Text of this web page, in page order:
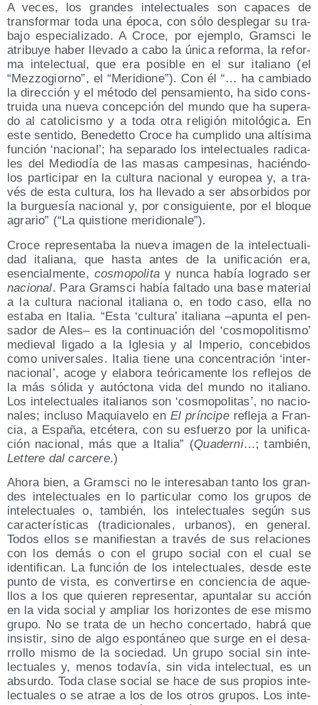
A veces, los gran­des inte­lec­tua­les son capa­ces de
trans­for­mar toda una épo­ca, con sólo des­ple­gar su tra­
ba­jo espe­cia­li­za­do. A Cro­ce, por ejem­plo, Grams­ci le
atri­bu­ye haber lle­va­do a cabo la úni­ca refor­ma, la refor­
ma inte­lec­tual, que era posi­ble en el sur ita­liano (el
“Mez­zo­giorno”, el “Meri­dio­ne”). Con él “… ha cam­bia­do
la direc­ción y el méto­do del pen­sa­mien­to, ha sido cons­
trui­da una nue­va con­cep­ción del mun­do que ha supe­ra­
do al cato­li­cis­mo y a toda otra reli­gión mito­ló­gi­ca. En
este sen­ti­do, Bene­det­to Cro­ce ha cum­pli­do una altí­si­ma
fun­ción ‘nacio­nal’; ha sepa­ra­do los inte­lec­tua­les radi­ca­
les del Medio­día de las masas cam­pe­si­nas, hacién­do­
los par­ti­ci­par en la cul­tu­ra nacio­nal y euro­pea y, a tra­
vés de esta cul­tu­ra, los ha lle­va­do a ser absor­bi­dos por
la bur­gue­sía nacio­nal y, por con­si­guien­te, por el blo­que
agra­rio” (“La quis­tio­ne meridionale”).
Cro­ce repre­sen­ta­ba la nue­va ima­gen de la inte­lec­tua­li­
dad ita­lia­na, que has­ta antes de la uni­fi­ca­ción era,
esen­cial­men­te, cos­mo­po­li­tay nun­ca había logra­do ser
nacio­nal. Para Grams­ci había fal­ta­do una base mate­rial
a la cul­tu­ra nacio­nal ita­lia­na o, en todo caso, ella no
esta­ba en Ita­lia. “Esta ‘cul­tu­ra’ ita­lia­na –apun­ta el pen­
sa­dor de Ales– es la con­ti­nua­ción del ‘cos­mo­po­li­tis­mo’
medie­val liga­do a la Igle­sia y al Impe­rio, con­ce­bi­dos
como uni­ver­sa­les. Ita­lia tie­ne una con­cen­tra­ción ‘inter­
na­cio­nal’, aco­ge y ela­bo­ra teó­ri­ca­men­te los refle­jos de
la más sóli­da y autóc­to­na vida del mun­do no ita­liano.
Los inte­lec­tua­les ita­lia­nos son ‘cos­mo­po­li­tas’, no nacio­
na­les; inclu­so Maquia­ve­lo en El prín­ci­perefle­ja a Fran­
cia, a Espa­ña, etcé­te­ra, con su esfuer­zo por la uni­fi­ca­
ción nacio­nal, más que a Ita­lia” (Qua­der­ni…; tam­bién,
Let­te­re dal car­ce­re.)
Aho­ra bien, a Grams­ci no le intere­sa­ban tan­to los gran­
des inte­lec­tua­les en lo par­ti­cu­lar como los gru­pos de
inte­lec­tua­les o, tam­bién, los inte­lec­tua­les según sus
carac­te­rís­ti­cas (tra­di­cio­na­les, urba­nos), en gene­ral.
Todos ellos se mani­fies­tan a tra­vés de sus rela­cio­nes
con los demás o con el gru­po social con el cual se
iden­ti­fi­can. La fun­ción de los inte­lec­tua­les, des­de este
pun­to de vis­ta, es con­ver­tir­se en con­cien­cia de aque­
llos a los que quie­ren repre­sen­tar, apun­ta­lar su acción
en la vida social y ampliar los hori­zon­tes de ese mis­mo
gru­po. No se tra­ta de un hecho con­cer­ta­do, habrá que
insis­tir, sino de algo espon­tá­neo que sur­ge en el desa­
rro­llo mis­mo de la socie­dad. Un gru­po social sin inte­
lec­tua­les y, menos toda­vía, sin vida inte­lec­tual, es un
absur­do. Toda cla­se social se hace de sus pro­pios inte­
lec­tua­les o se atrae a los de los otros gru­pos. Los inte­